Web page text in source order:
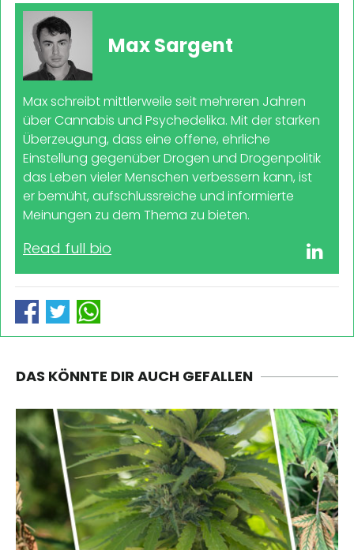
Max Sargent
Max schreibt mittlerweile seit mehreren Jahren
über Cannabis und Psychedelika. Mit der starken
Überzeugung, dass eine offene, ehrliche
Einstellung gegenüber Drogen und Drogenpolitik
das Leben vieler Menschen verbessern kann, ist
er bemüht, aufschlussreiche und informierte
Meinungen zu dem Thema zu bieten.
Read full bio
DAS KÖNNTE DIR AUCH GEFALLEN